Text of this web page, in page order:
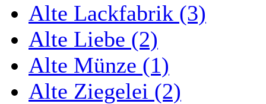
Alte Lackfabrik (3)
Alte Liebe (2)
Alte Münze (1)
Alte Ziegelei (2)